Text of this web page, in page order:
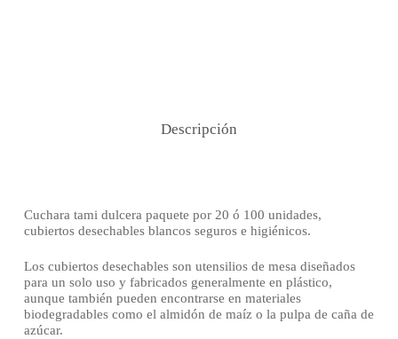
Descripción
Cuchara tami dulcera paquete por 20 ó 100 unidades,
cubiertos desechables blancos seguros e higiénicos.
Los cubiertos desechables son utensilios de mesa diseñados
para un solo uso y fabricados generalmente en plástico,
aunque también pueden encontrarse en materiales
biodegradables como el almidón de maíz o la pulpa de caña de
azúcar.